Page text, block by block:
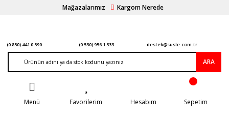
Mağazalarımız Kargom Nerede
(0 850) 441 0 590 (0 530) 956 1 333 destek@susle.com.tr
ARA
Menü Favorilerim Hesabım Sepetim